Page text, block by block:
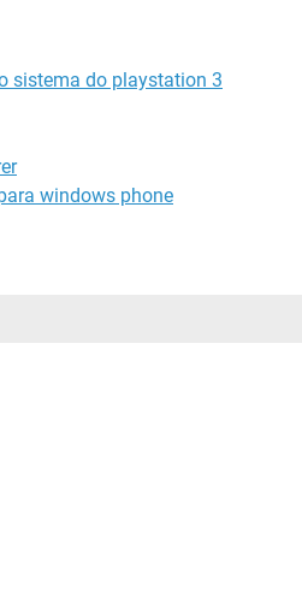
sistema do playstation 3
windows phone